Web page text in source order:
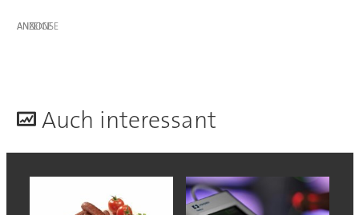
ANZEIGE
Auch interessant